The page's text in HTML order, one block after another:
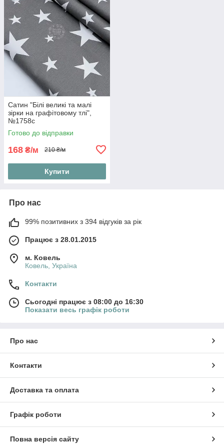
Сатин "Білі великі та малі
зірки на графітовому тлі",
№1758с
Готово до відправки
168 ₴/м 210 ₴/м
Купити
Про нас
99% позитивних з 394 відгуків за рік
Працює з 28.01.2015
м. Ковель
Ковель, Україна
Контакти
Сьогодні працює з 08:00 до 16:30
Показати весь графік роботи
Про нас
Контакти
Доставка та оплата
Графік роботи
Повна версія сайту